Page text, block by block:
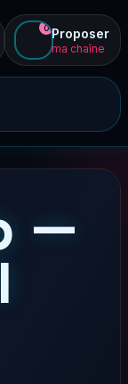
0 Proposer
ma chaîne
—